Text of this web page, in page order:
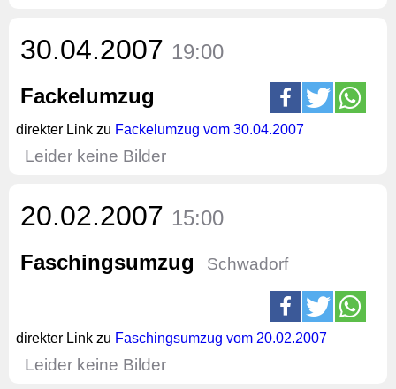
30.04.2007 19:00
Fackelumzug
direkter Link zu Fackelumzug vom 30.04.2007
Leider keine Bilder
20.02.2007 15:00
Faschingsumzug
Schwadorf
direkter Link zu Faschingsumzug vom 20.02.2007
Leider keine Bilder